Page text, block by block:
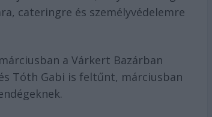
cateringre és személyvédelemre
a Várkert Bazárban
Tóth Gabi is feltűnt, márciusban